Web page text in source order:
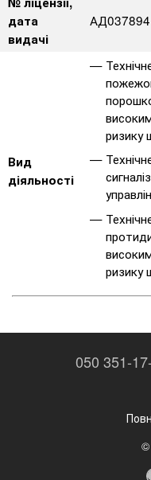
дата
видачі
АД037894
Вид
діяльності
ризику
ризику
050 351-
©